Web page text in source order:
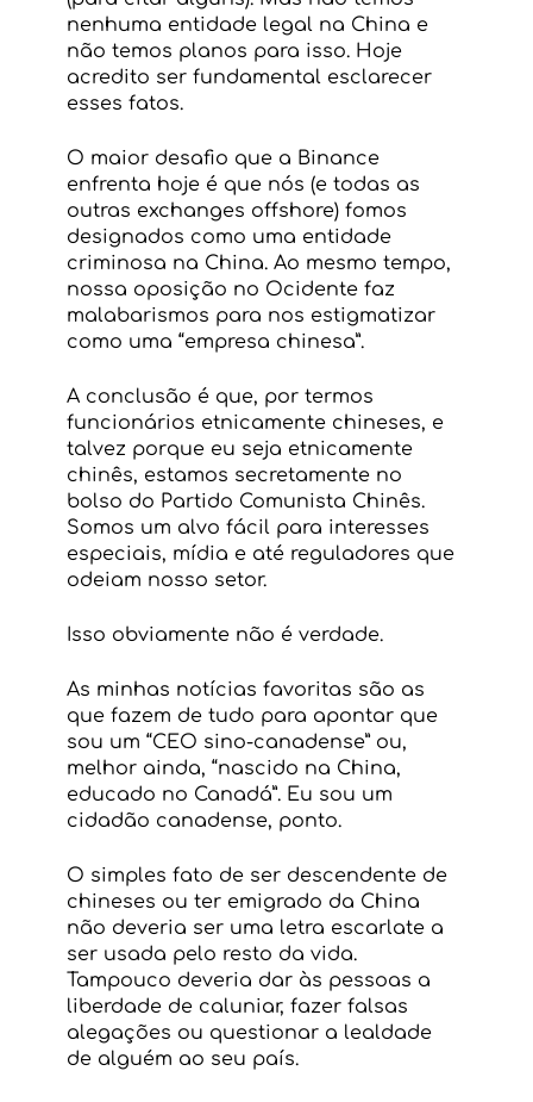
nenhuma entidade legal na China e
não temos planos para isso. Hoje
acredito ser fundamental esclarecer
esses fatos.
O maior desafio que a Binance
enfrenta hoje é que nós (e todas as
outras exchanges offshore) fomos
designados como uma entidade
criminosa na China. Ao mesmo tempo,
nossa oposição no Ocidente faz
malabarismos para nos estigmatizar
como uma “empresa chinesa”.
A conclusão é que, por termos
funcionários etnicamente chineses, e
talvez porque eu seja etnicamente
chinês, estamos secretamente no
bolso do Partido Comunista Chinês.
Somos um alvo fácil para interesses
especiais, mídia e até reguladores que
odeiam nosso setor.
Isso obviamente não é verdade.
As minhas notícias favoritas são as
que fazem de tudo para apontar que
sou um “CEO sino-canadense” ou,
melhor ainda, “nascido na China,
educado no Canadá”. Eu sou um
cidadão canadense, ponto.
O simples fato de ser descendente de
chineses ou ter emigrado da China
não deveria ser uma letra escarlate a
ser usada pelo resto da vida.
Tampouco deveria dar às pessoas a
liberdade de caluniar, fazer falsas
alegações ou questionar a lealdade
de alguém ao seu país.